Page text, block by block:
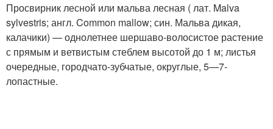
Просвирник лесной или мальва лесная ( лат. Malva
sylvestris; англ. Common mallow; син. Мальва дикая,
калачики) — однолетнее шершаво-волосистое растение
с прямым и ветвистым стеблем высотой до 1 м; листья
очередные, городчато-зубчатые, округлые, 5—7-
лопастные.